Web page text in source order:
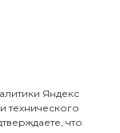
Яндекс
технического
что